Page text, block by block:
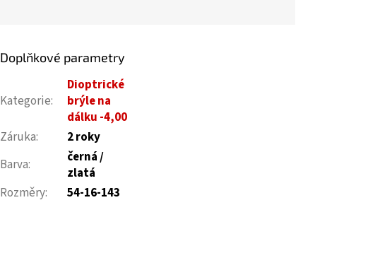
Doplňkové parametry
Kategorie:
Dioptrické
brýle na
dálku -4,00
Záruka:
2 roky
Barva:
černá /
zlatá
Rozměry: 54-16-143